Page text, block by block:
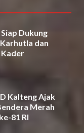
Dukung
dan
Kalteng Ajak
Merah
81 RI